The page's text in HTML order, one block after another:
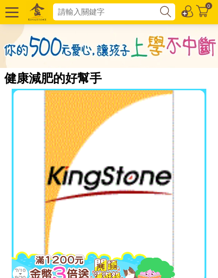
0
健康減肥的好幫手